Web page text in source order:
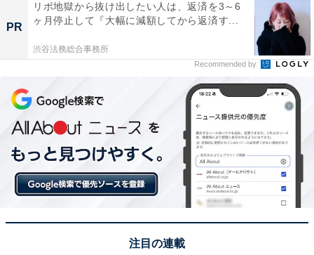
夏の定番冷し麺がさらにおいしくリニューアル！
また、夏の定番の冷し麺カテゴリがリニューアル！ こち
PR
リボ地獄から抜け出したい人は、返済を3～6
ヶ月停止して『大幅に減額してから返済す...
渋谷法務総合事務所
Recommended by
注目の連載